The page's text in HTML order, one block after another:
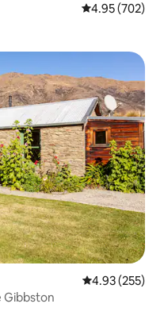
Calificación
4.95 (702)
Calificación
4.93 (255)
Gibbston